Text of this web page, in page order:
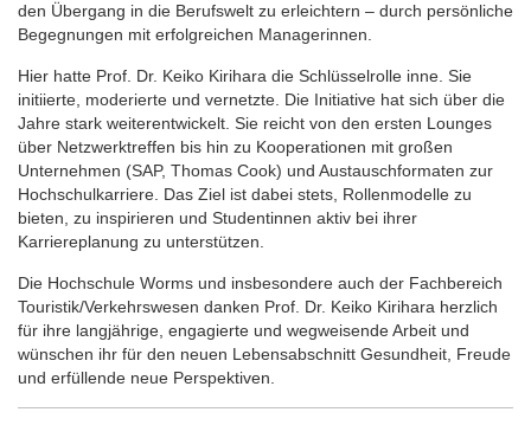
den Übergang in die Berufswelt zu erleichtern – durch persönliche
Begegnungen mit erfolgreichen Managerinnen.
Hier hatte Prof. Dr. Keiko Kirihara die Schlüsselrolle inne. Sie
initiierte, moderierte und vernetzte. Die Initiative hat sich über die
Jahre stark weiterentwickelt. Sie reicht von den ersten Lounges
über Netzwerktreffen bis hin zu Kooperationen mit großen
Unternehmen (SAP, Thomas Cook) und Austauschformaten zur
Hochschulkarriere. Das Ziel ist dabei stets, Rollenmodelle zu
bieten, zu inspirieren und Studentinnen aktiv bei ihrer
Karriereplanung zu unterstützen.
Die Hochschule Worms und insbesondere auch der Fachbereich
Touristik/Verkehrswesen danken Prof. Dr. Keiko Kirihara herzlich
für ihre langjährige, engagierte und wegweisende Arbeit und
wünschen ihr für den neuen Lebensabschnitt Gesundheit, Freude
und erfüllende neue Perspektiven.